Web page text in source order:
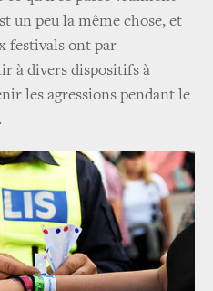
un peu la même chose, et
festivals ont par
à divers dispositifs à
les agressions pendant le